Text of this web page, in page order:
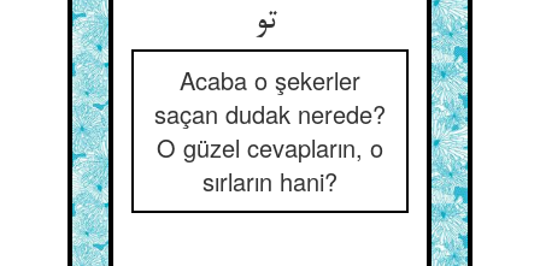
تو
Acaba o şekerler
saçan dudak nerede?
O güzel cevapların, o
sırların hani?